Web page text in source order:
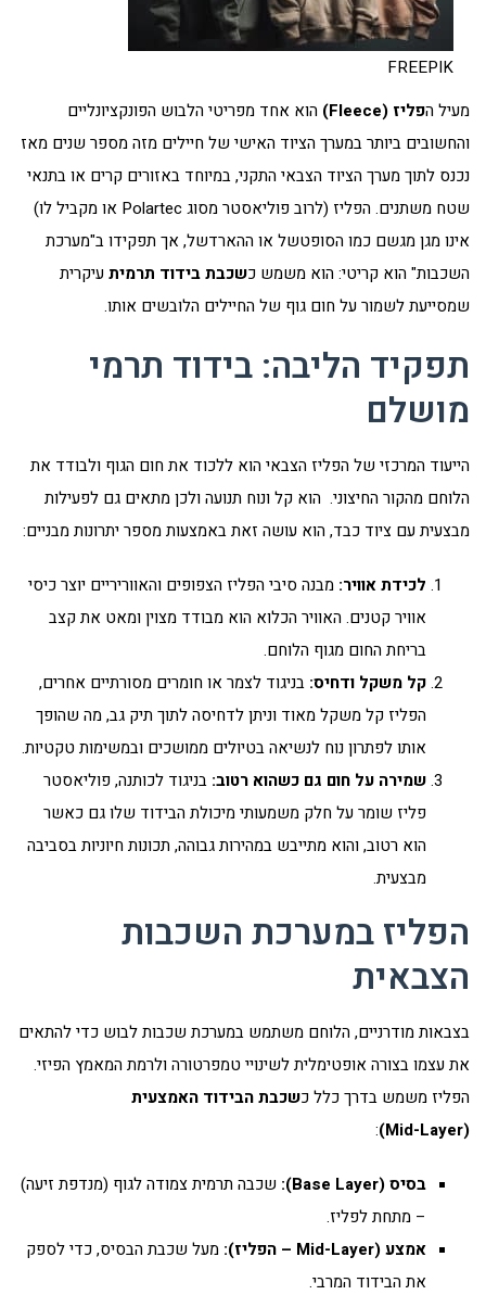
FREEPIK
מעיל הפליז (Fleece
) הוא אחד מפריטי הלבוש הפונקציונליים
והחשובים ביותר במערך הציוד האישי של חיילים מזה מספר שנים מאז
נכנס לתוך מערך הציוד הצבאי התקני, במיוחד באזורים קרים או בתנאי
שטח משתנים. הפליז (לרוב פוליאסטר מסוג Polartec או מקביל לו)
אינו מגן מגשם כמו הסופטשל או ההארדשל, אך תפקידו ב"מערכת
השכבות" הוא קריטי: הוא משמש כשכבת בידוד תרמיתעיקרית
שמסייעת לשמור על חום גוף של החיילים הלובשים אותו.
תפקיד הליבה: בידוד תרמי
מושלם
הייעוד המרכזי של הפליז הצבאי הוא ללכוד את חום הגוף ולבודד את
הלוחם מהקור החיצוני. הוא קל ונוח תנועה ולכן מתאים גם לפעילות
מבצעית עם ציוד כבד, הוא עושה זאת באמצעות מספר יתרונות מבניים:
לכידת אוויר: מבנה סיבי הפליז הצפופים והאווריריים יוצר כיסי
אוויר קטנים. האוויר הכלוא הוא מבודד מצוין ומאט את קצב
בריחת החום מגוף הלוחם.
קל משקל ודחיס: בניגוד לצמר או חומרים מסורתיים אחרים,
הפליז קל משקל מאוד וניתן לדחיסה לתוך תיק גב, מה שהופך
אותו לפתרון נוח לנשיאה בטיולים ממושכים ובמשימות טקטיות.
שמירה על חום גם כשהוא רטוב: בניגוד לכותנה, פוליאסטר
פליז שומר על חלק משמעותי מיכולת הבידוד שלו גם כאשר
הוא רטוב, והוא מתייבש במהירות גבוהה, תכונות חיוניות בסביבה
מבצעית.
הפליז במערכת השכבות
הצבאית
בצבאות מודרניים, הלוחם משתמש במערכת שכבות לבוש כדי להתאים
את עצמו בצורה אופטימלית לשינויי טמפרטורה ולרמת המאמץ הפיזי.
הפליז משמש בדרך כלל כשכבת הבידוד האמצעית
(
Mid-Layer
)
:
בסיס (Base Layer
): שכבה תרמית צמודה לגוף (מנדפת זיעה)
– מתחת לפליז.
אמצע (Mid-Layer – הפליז): מעל שכבת הבסיס, כדי לספק
את הבידוד המרבי.